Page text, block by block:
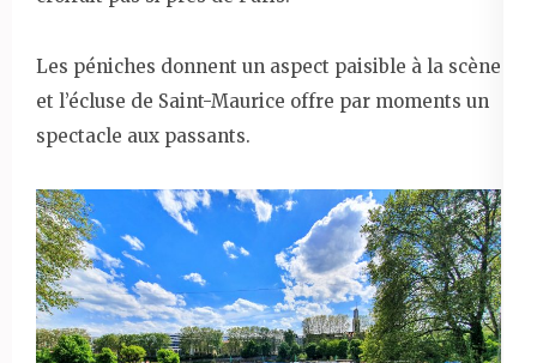
Les péniches donnent un aspect paisible à la scène
et l’écluse de Saint-Maurice offre par moments un
spectacle aux passants.